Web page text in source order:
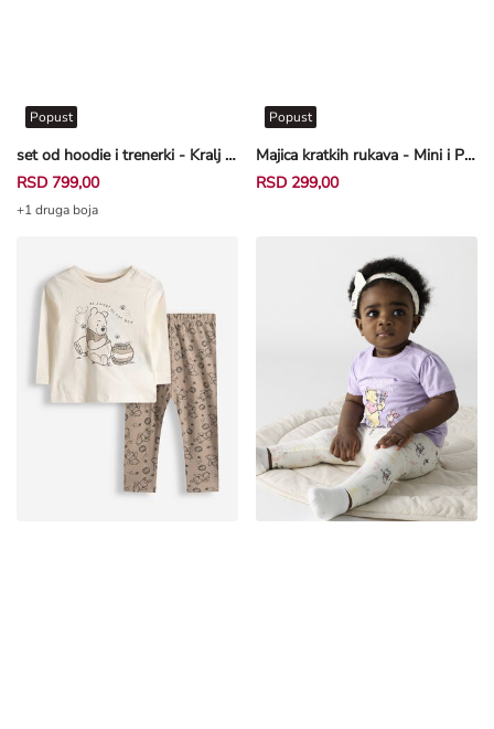
set od hoodie i trenerki - Kralj lavova - tamnosiva
Popust
RSD 799,00
+1 druga boja
Majica kratkih rukava - Mini i Pata - roze
Popust
RSD 299,00